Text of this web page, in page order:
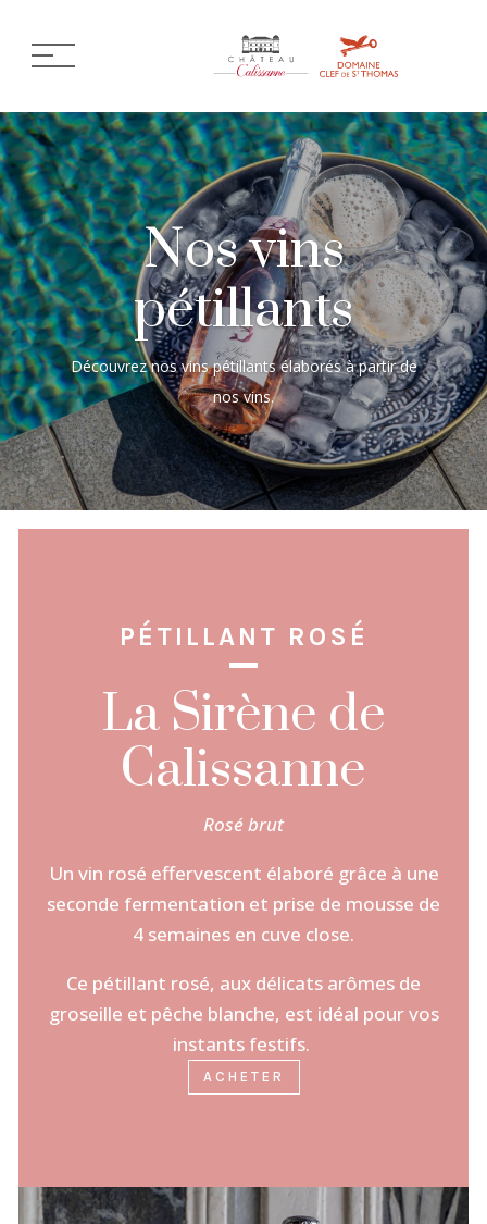
Nos vins
pétillants
Découvrez nos vins pétillants élaborés à partir de
nos vins.
PÉTILLANT ROSÉ
La Sirène de
Calissanne
Rosé brut
Un vin rosé effervescent élaboré grâce à une
seconde fermentation et prise de mousse de
4 semaines en cuve close.
Ce pétillant rosé, aux délicats arômes de
groseille et pêche blanche, est idéal pour vos
instants festifs.
ACHETER